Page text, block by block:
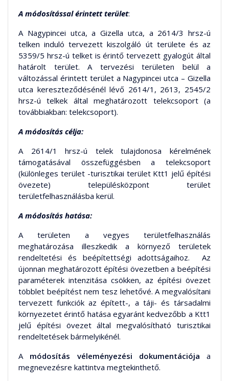
A módosítással érintett terület:
A Nagypincei utca, a Gizella utca, a 2614/3 hrsz-ú
telken induló tervezett kiszolgáló út területe és az
5359/5 hrsz-ú telket is érintő tervezett gyalogút által
határolt terület. A tervezési területen belül a
változással érintett terület a Nagypincei utca – Gizella
utca kereszteződésénél lévő 2614/1, 2613, 2545/2
hrsz-ú telkek által meghatározott telekcsoport (a
továbbiakban: telekcsoport).
A módosítás célja:
A 2614/1 hrsz-ú telek tulajdonosa kérelmének
támogatásával összefüggésben a telekcsoport
(különleges terület -turisztikai terület Ktt1 jelű építési
övezete) településközpont terület
területfelhasználásba kerül.
A módosítás hatása:
A területen a vegyes területfelhasználás
meghatározása illeszkedik a környező területek
rendeltetési és beépítettségi adottságaihoz. Az
újonnan meghatározott építési övezetben a beépítési
paraméterek intenzitása csökken, az építési övezet
többlet beépítést nem tesz lehetővé. A megvalósítani
tervezett funkciók az épített-, a táji- és társadalmi
környezetet érintő hatása egyaránt kedvezőbb a Ktt1
jelű építési övezet által megvalósítható turisztikai
rendeltetések bármelyikénél.
A módosítás véleményezési dokumentációja a
megnevezésre kattintva megtekinthető.